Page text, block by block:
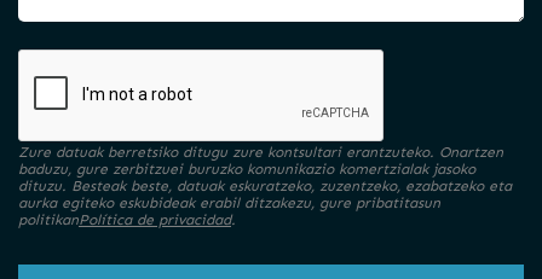
Zure datuak berretsiko ditugu zure kontsultari erantzuteko. Onartzen
baduzu, gure zerbitzuei buruzko komunikazio komertzialak jasoko
dituzu. Besteak beste, datuak eskuratzeko, zuzentzeko, ezabatzeko eta
aurka egiteko eskubideak erabil ditzakezu, gure pribatitasun
politikanPolítica de privacidad.